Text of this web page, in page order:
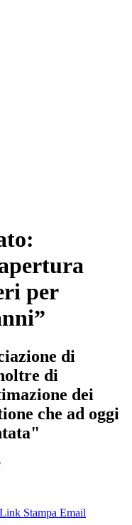
per
di
di
dei
che ad oggi
Stampa Email